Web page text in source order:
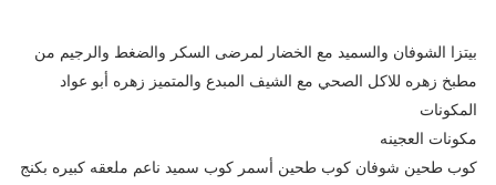
بيتزا الشوفان والسميد مع الخضار لمرضى السكر والضغط والرجيم من
مطبخ زهره للاكل الصحي مع الشيف المبدع والمتميز زهره أبو عواد
المكونات
مكونات العجينه
كوب طحين شوفان كوب طحين أسمر كوب سميد ناعم ملعقه كبيره بكنج